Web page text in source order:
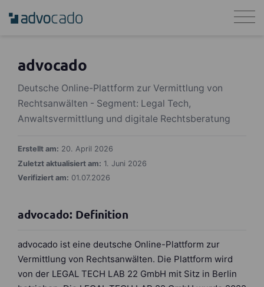
advocado
Deutsche Online-Plattform zur Vermittlung von
Rechtsanwälten - Segment: Legal Tech,
Anwaltsvermittlung und digitale Rechtsberatung
Erstellt am: 20. April 2026
Zuletzt aktualisiert am: 1. Juni 2026
Verifiziert am: 01.07.2026
advocado: Definition
advocado ist eine deutsche Online-Plattform zur
Vermittlung von Rechtsanwälten. Die Plattform wird
von der LEGAL TECH LAB 22 GmbH mit Sitz in Berlin